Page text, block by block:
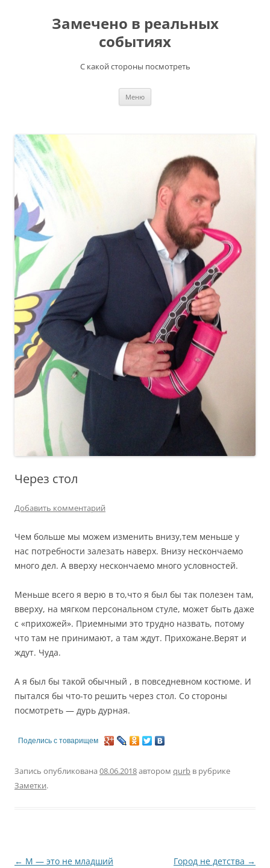
содержимомуЗамечено в реальных
событиях
С какой стороны посмотреть
Меню
Через стол
Добавить комментарий
Чем больше мы можем изменить внизу,тем меньше у
нас потребности залезать наверх. Внизу нескончаемо
много дел. А вверху нескончаемо много условностей.
Меньше всего я верю в то,что я был бы так полезен там,
вверху, на мягком персональном стуле, может быть даже
с «прихожей». Приемными это трудно назвать, потому
что там не принимают, а там ждут. Прихожане.Верят и
ждут. Чуда.
А я был бы такой обычный , в повседневном костюме. И
пытался бы что-то решить через стол. Со стороны
посмотреть — дурь дурная.
Поделись с товарищем
Запись опубликована 08.06.2018автором qurb в рубрике
Заметки.
Навигация
← М — это не младший Город не детства →